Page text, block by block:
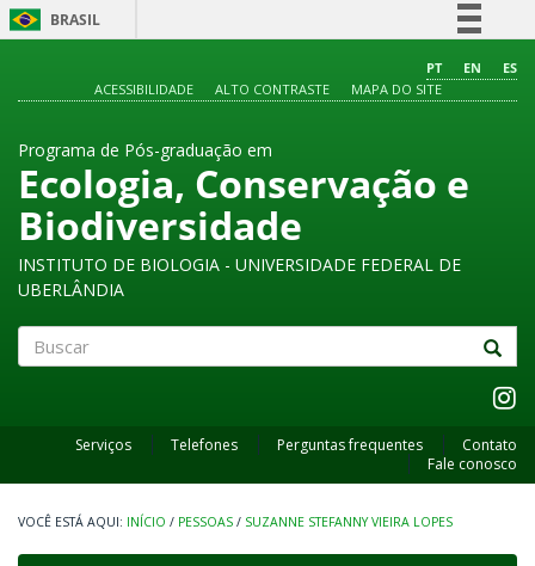
BRASIL
Comunica BR
Acesso à informação
Legislação
PT EN
ES
ACESSIBILIDADE
ALTO CONTRASTE MAPA DO SITE
Programa de Pós-graduação em
Ecologia, Conservação e
Biodiversidade
INSTITUTO DE BIOLOGIA - UNIVERSIDADE FEDERAL DE
UBERLÂNDIA
Serviços Telefones Perguntas frequentes
Contato
Fale conosco
INÍCIO / PESSOAS / SUZANNE STEFANNY VIEIRA LOPES